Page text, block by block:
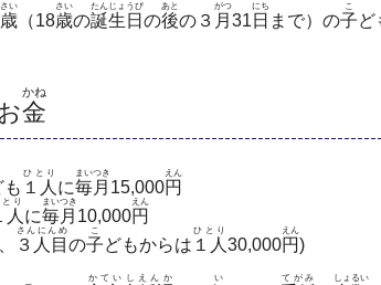
歳
さい
（18歳
さい
の誕生日
たんじょうび
の後
あと
の３ 月
がつ
31 日
にち
まで）の子
こ
ど
金
かね
も １人
ひとり
に毎月
まいつき
15,000円
えん
人
り
に毎月
まいつき
10,000円
えん
３人目
さんにんめ
の子
こ
どもからは １人
ひとり
30,000円
えん
)
かていしえんか い てがみ しょるい